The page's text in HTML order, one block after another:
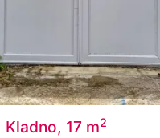
17 m2